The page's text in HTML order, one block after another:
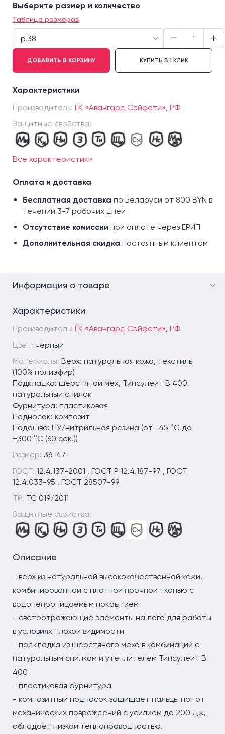
Выберите размер и количество
Таблица размеров
р.38
р.38
р.42
р.43
р.44
р.45
р.46
р.47
− +
ДОБАВИТЬ В КОРЗИНУ КУПИТЬ В 1 КЛИК
Характеристики
Производитель: ГК «Авангард Сэйфети», РФ
Защитные свойства:
Все характеристики
Оплата и доставка
Бесплатная доставка по Беларуси от 800 BYN в
течении 3-7 рабочих дней
Отсутствие комиссии при оплате через ЕРИП
Дополнительная скидка постоянным клиентам
Информация о товаре
Характеристики
Производитель: ГК «Авангард Сэйфети», РФ
Цвет: чёрный
Материалы: Верх: натуральная кожа, текстиль
(100% полиэфир)
Подкладка: шерстяной мех, Тинсулейт B 400,
натуральный спилок
Фурнитура: пластиковая
Подносок: композит
Подошва: ПУ/нитрильная резина (от -45 °C до
+300 °C (60 сек.))
Размер: 36-47
ГОСТ: 12.4.137-2001 , ГОСТ Р 12.4.187-97 , ГОСТ
12.4.033-95 , ГОСТ 28507-99
ТР: ТС 019/2011
Защитные свойства:
Описание
- верх из натуральной высококачественной кожи,
комбинированной с плотной прочной тканью с
водонепроницаемым покрытием
- светоотражающие элементы на лого для работы
в условиях плохой видимости
- подкладка из шерстяного меха в комбинации с
натуральным спилком и утеплителем Тинсулейт B
400
- пластиковая фурнитура
- композитный подносок защищает пальцы ног от
механических повреждений с усилием до 200 Дж,
обладает низкой теплопроводностью,